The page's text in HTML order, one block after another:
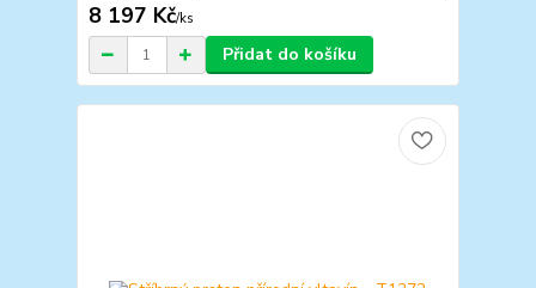
8 197 Kč/ks
Přidat do košíku